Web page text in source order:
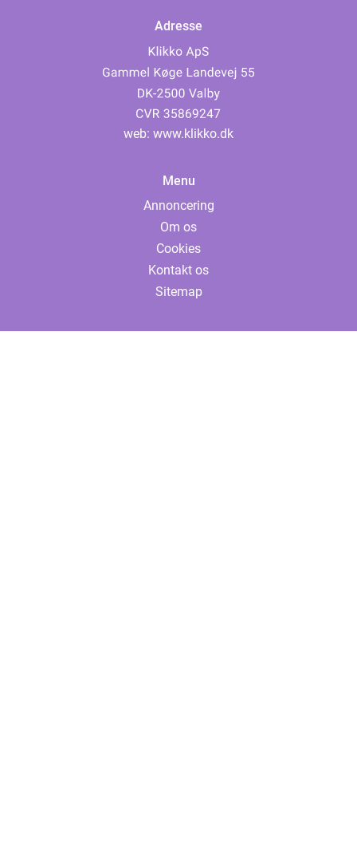
Adresse
web: www.klikko.dk
Menu
Annoncering
Om os
Cookies
Kontakt os
Sitemap